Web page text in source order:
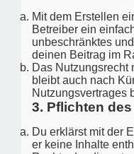
Mit dem Erstellen
Betreiber ein
unbeschränktes
deinen Beitrag im
Das Nutzungsrecht
bleibt auch nach
Nutzungsvertrages
3. Pflichten
Du erklärst mit der
er keine Inhalte